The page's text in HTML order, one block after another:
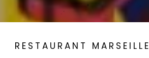
RESTAURANT MARSEILLE